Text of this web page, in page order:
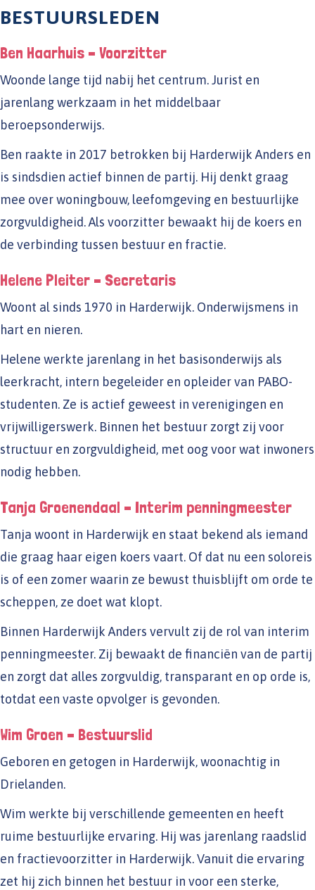
BESTUURSLEDEN
Ben Haarhuis – Voorzitter
Woonde lange tijd nabij het centrum. Jurist en
jarenlang werkzaam in het middelbaar
beroepsonderwijs.
Ben raakte in 2017 betrokken bij Harderwijk Anders en
is sindsdien actief binnen de partij. Hij denkt graag
mee over woningbouw, leefomgeving en bestuurlijke
zorgvuldigheid. Als voorzitter bewaakt hij de koers en
de verbinding tussen bestuur en fractie.
Helene Pleiter – Secretaris
Woont al sinds 1970 in Harderwijk. Onderwijsmens in
hart en nieren.
Helene werkte jarenlang in het basisonderwijs als
leerkracht, intern begeleider en opleider van PABO-
studenten. Ze is actief geweest in verenigingen en
vrijwilligerswerk. Binnen het bestuur zorgt zij voor
structuur en zorgvuldigheid, met oog voor wat inwoners
nodig hebben.
Tanja Groenendaal – Interim penningmeester
Tanja woont in Harderwijk en staat bekend als iemand
die graag haar eigen koers vaart. Of dat nu een soloreis
is of een zomer waarin ze bewust thuisblijft om orde te
scheppen, ze doet wat klopt.
Binnen Harderwijk Anders vervult zij de rol van interim
penningmeester. Zij bewaakt de financiën van de partij
en zorgt dat alles zorgvuldig, transparant en op orde is,
totdat een vaste opvolger is gevonden.
Wim Groen – Bestuurslid
Geboren en getogen in Harderwijk, woonachtig in
Drielanden.
Wim werkte bij verschillende gemeenten en heeft
ruime bestuurlijke ervaring. Hij was jarenlang raadslid
en fractievoorzitter in Harderwijk. Vanuit die ervaring
zet hij zich binnen het bestuur in voor een sterke,